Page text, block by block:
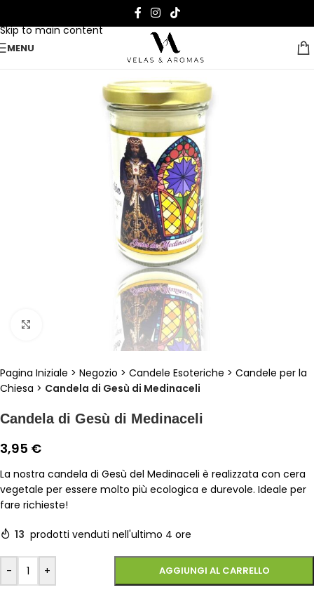
Skip to main content
MENU
Clicca per ingrandire
Pagina Iniziale > Negozio > Candele Esoteriche > Candele per la
Chiesa > Candela di Gesù di Medinaceli
Candela di Gesù di Medinaceli
3,95 €
La nostra candela di Gesù del Medinaceli è realizzata con cera
vegetale per essere molto più ecologica e durevole. Ideale per
fare richieste!
13 prodotti venduti nell'ultimo 4 ore
- + AGGIUNGI AL CARRELLO